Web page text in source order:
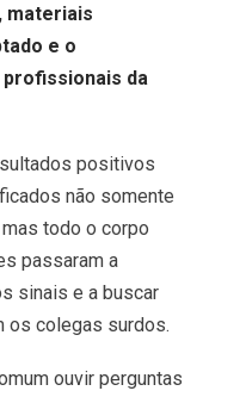
materiais
e o
da
positivos
não somente
todo o corpo
passaram a
sinais e a buscar
os colegas surdos.
ouvir perguntas